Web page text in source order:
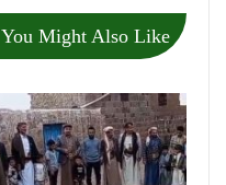
You Might Also Like